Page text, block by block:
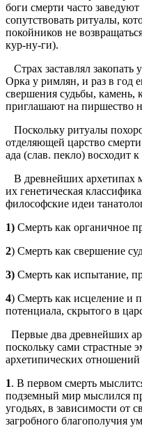
боги смерти часто
сопутствовать ритуалы,
покойников не
кур-ну-ги).
Страх заставлял
Орка у римлян, и раз в год
свершения судьбы, камень,
приглашают на пиршество
Поскольку ритуалы
отделяющей царство
ада (слав. пекло) восходит
В древнейших архетипах
их генетическая
философские идеи
1) Смерть как органичное
2) Смерть как свершение
3) Смерть как испытание,
4) Смерть как исцеление и
потенциала, скрытого в
Первые два древнейших
поскольку сами страстные
архетипических
1. В первом смерть
подземный мир мыслился
угодьях, в зависимости от
загробного благополучия